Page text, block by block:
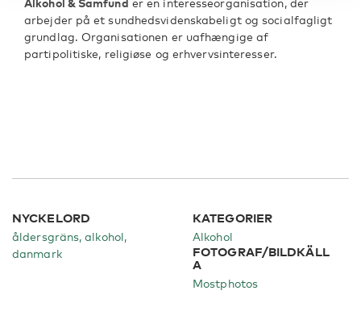
Alkohol & Samfund er en interesseorganisation, der
arbejder på et sundhedsvidenskabeligt og socialfagligt
grundlag. Organisationen er uafhængige af
partipolitiske, religiøse og erhvervsinteresser.
NYCKELORD
åldersgräns, alkohol,
danmark
KATEGORIER
Alkohol
FOTOGRAF/BILDKÄLL
A
Mostphotos